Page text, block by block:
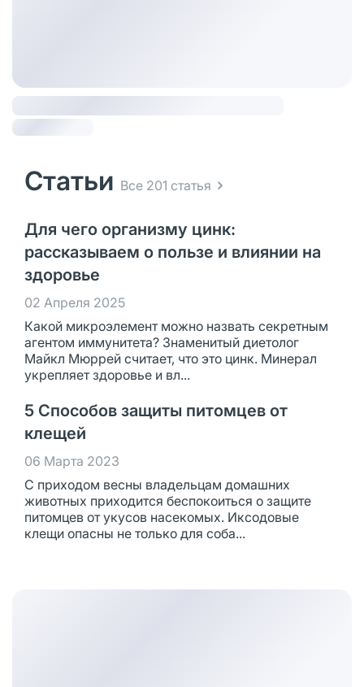
Статьи Все 201 статья
Для чего организму цинк:
рассказываем о пользе и влиянии на
здоровье
02 Апреля 2025
Какой микроэлемент можно назвать секретным
агентом иммунитета? Знаменитый диетолог
Майкл Мюррей считает, что это цинк. Минерал
укрепляет здоровье и вл...
5 Способов защиты питомцев от
клещей
06 Марта 2023
С приходом весны владельцам домашних
животных приходится беспокоиться о защите
питомцев от укусов насекомых. Иксодовые
клещи опасны не только для соба...